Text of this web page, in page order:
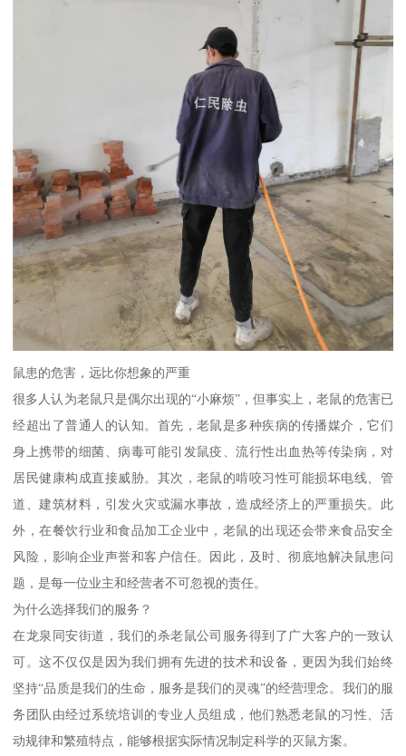
鼠患的危害，远比你想象的严重
很多人认为老鼠只是偶尔出现的“小麻烦”，但事实上，老鼠的危害已
经超出了普通人的认知。首先，老鼠是多种疾病的传播媒介，它们
身上携带的细菌、病毒可能引发鼠疫、流行性出血热等传染病，对
居民健康构成直接威胁。其次，老鼠的啃咬习性可能损坏电线、管
道、建筑材料，引发火灾或漏水事故，造成经济上的严重损失。此
外，在餐饮行业和食品加工企业中，老鼠的出现还会带来食品安全
风险，影响企业声誉和客户信任。因此，及时、彻底地解决鼠患问
题，是每一位业主和经营者不可忽视的责任。
为什么选择我们的服务？
在龙泉同安街道，我们的杀老鼠公司服务得到了广大客户的一致认
可。这不仅仅是因为我们拥有先进的技术和设备，更因为我们始终
坚持“品质是我们的生命，服务是我们的灵魂”的经营理念。我们的服
务团队由经过系统培训的专业人员组成，他们熟悉老鼠的习性、活
动规律和繁殖特点，能够根据实际情况制定科学的灭鼠方案。